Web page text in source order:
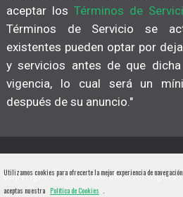
Utilizamos cookies para ofrecerte la mejor experiencia de
aceptas nuestra Política de Cookies .
aceptar los Términos de
Términos de Servicio se
existentes pueden optar por
y servicios antes de que
vigencia, lo cual será un
después de su anuncio."
Copyright © 2026 KKPoker. All Rights